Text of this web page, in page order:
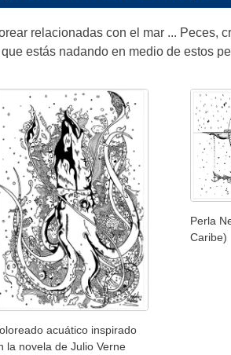
relacionadas con el mar ... Peces,
estás nadando en medio de estos
acuático inspirado
la novela de Julio Verne
Perla
Caribe)